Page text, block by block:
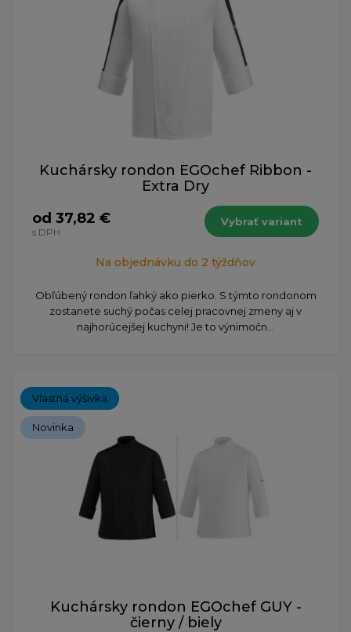
Kuchársky rondon EGOchef Ribbon -
Extra Dry
od 37,82 €
s DPH
Vybrať variant
Na objednávku do 2 týždňov
Obľúbený rondon ľahký ako pierko. S týmto rondonom
zostanete suchý počas celej pracovnej zmeny aj v
najhorúcejšej kuchyni! Je to výnimočn...
Vlastná výšivka
Novinka
Kuchársky rondon EGOchef GUY -
čierny / biely